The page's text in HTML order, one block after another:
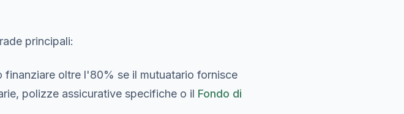
principali:
finanziare oltre l'80% se il mutuatario fornisce
polizze assicurative specifiche o il Fondo di